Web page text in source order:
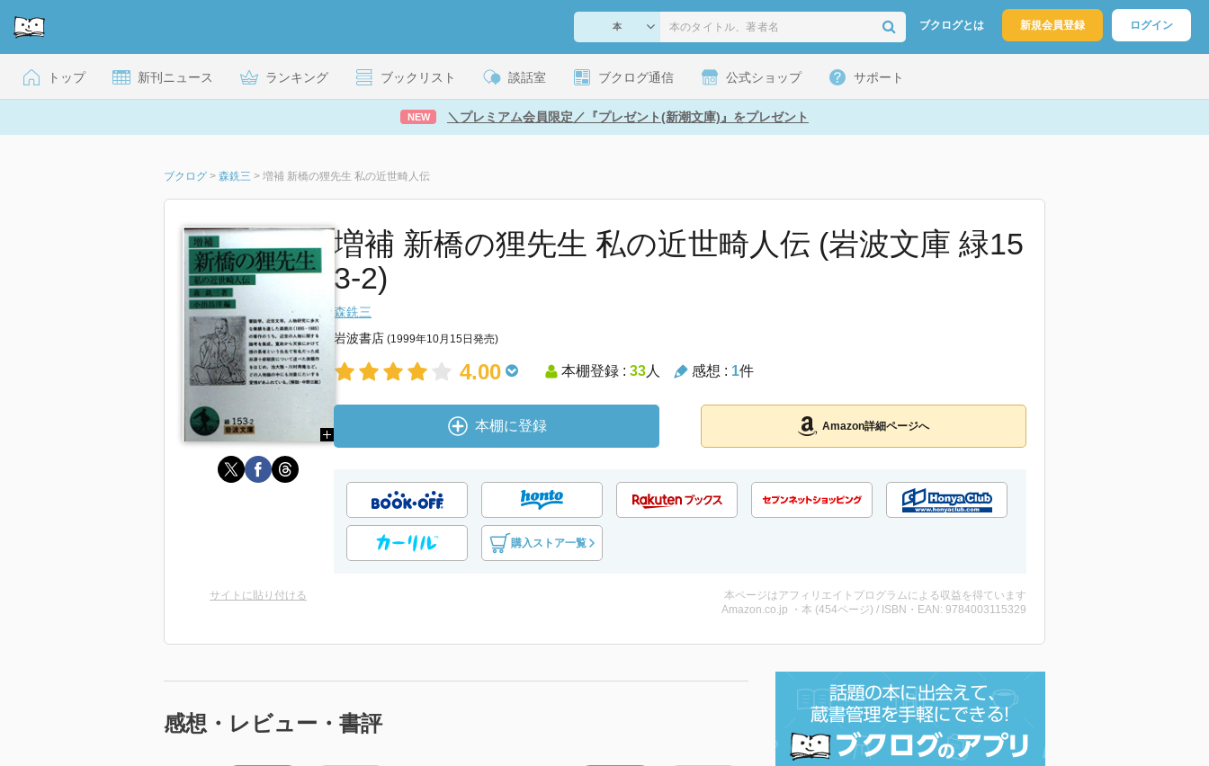
ブクログとは 新規会員登録 ログイン
トップ 新刊ニュース ランキング ブックリスト 談話室 ブクログ通信 公式ショップ サポート
NEW ＼プレミアム会員限定／『プレゼント(新潮文庫)』をプレゼント
ブクログ > 森銑三 > 増補 新橋の狸先生 私の近世畸人伝
増補 新橋の狸先生 私の近世畸人伝 (岩波文庫 緑15
3-2)
森銑三
岩波書店 (1999年10月15日発売)
4.00 本棚登録 : 33人 感想 : 1件
本棚に登録 Amazon詳細ページへ
購入ストア一覧
サイトに貼り付ける
本ページはアフィリエイトプログラムによる収益を得ています
Amazon.co.jp ・本 (454ページ) / ISBN・EAN: 9784003115329
感想・レビュー・書評